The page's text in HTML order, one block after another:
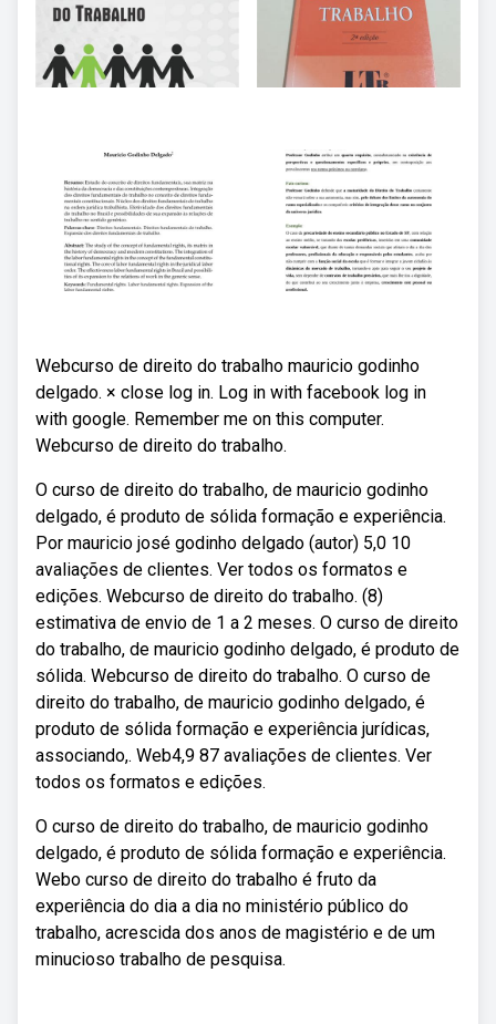
Webcurso de direito do trabalho mauricio godinho
delgado. × close log in. Log in with facebook log in
with google. Remember me on this computer.
Webcurso de direito do trabalho.
O curso de direito do trabalho, de mauricio godinho
delgado, é produto de sólida formação e experiência.
Por mauricio josé godinho delgado (autor) 5,0 10
avaliações de clientes. Ver todos os formatos e
edições. Webcurso de direito do trabalho. (8)
estimativa de envio de 1 a 2 meses. O curso de direito
do trabalho, de mauricio godinho delgado, é produto de
sólida. Webcurso de direito do trabalho. O curso de
direito do trabalho, de mauricio godinho delgado, é
produto de sólida formação e experiência jurídicas,
associando,. Web4,9 87 avaliações de clientes. Ver
todos os formatos e edições.
O curso de direito do trabalho, de mauricio godinho
delgado, é produto de sólida formação e experiência.
Webo curso de direito do trabalho é fruto da
experiência do dia a dia no ministério público do
trabalho, acrescida dos anos de magistério e de um
minucioso trabalho de pesquisa.